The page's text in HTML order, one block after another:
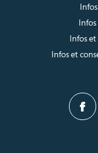
Infos
Infos et